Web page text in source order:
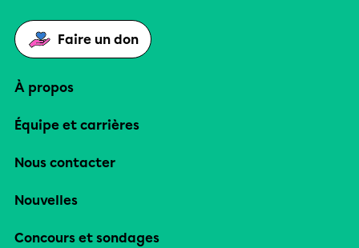
Faire un don
À propos
Équipe et carrières
Nous contacter
Nouvelles
Concours et sondages